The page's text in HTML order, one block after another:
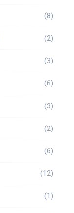
(8)
(2)
(3)
(6)
(3)
(2)
(6)
(12)
(1)